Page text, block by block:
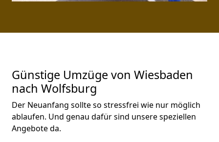
Günstige Umzüge von Wiesbaden
nach Wolfsburg
Der Neuanfang sollte so stressfrei wie nur möglich
ablaufen. Und genau dafür sind unsere speziellen
Angebote da.